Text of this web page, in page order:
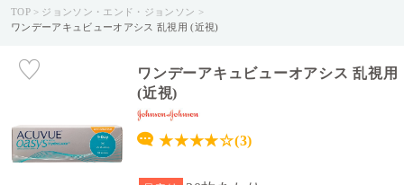
TOP
ジョンソン・エンド・ジョンソン
ワンデーアキュビューオアシス 乱視用 (近視)
ワンデーアキュビューオアシス 乱視用
(近視)
★★★★☆(3)
メ
ー
ー
イ
プ